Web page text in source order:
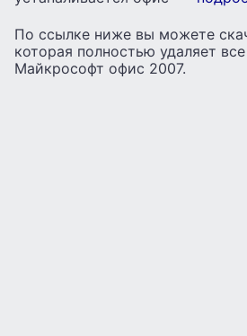
По ссылке ниже вы можете
которая полностью удаляет
Майкрософт офис 2007.